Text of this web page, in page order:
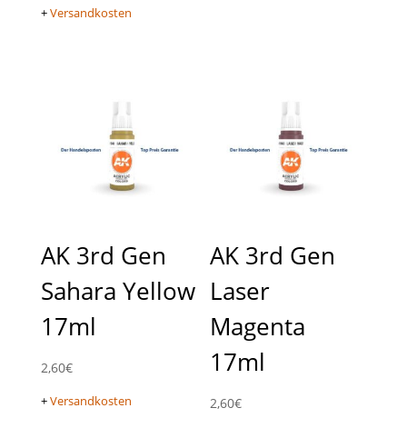
+Versandkosten
AK 3rd Gen
Sahara Yellow
17ml
2,60€
+Versandkosten
AK 3rd Gen
Laser
Magenta
17ml
2,60€